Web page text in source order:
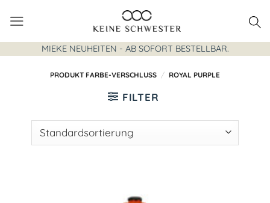
Inhalt
springen
MIEKE NEUHEITEN - AB SOFORT BESTELLBAR.
PRODUKT FARBE-VERSCHLUSS / ROYAL PURPLE
FILTER